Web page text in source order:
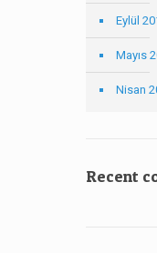
Eylül
Mayıs
Nisan
Recent